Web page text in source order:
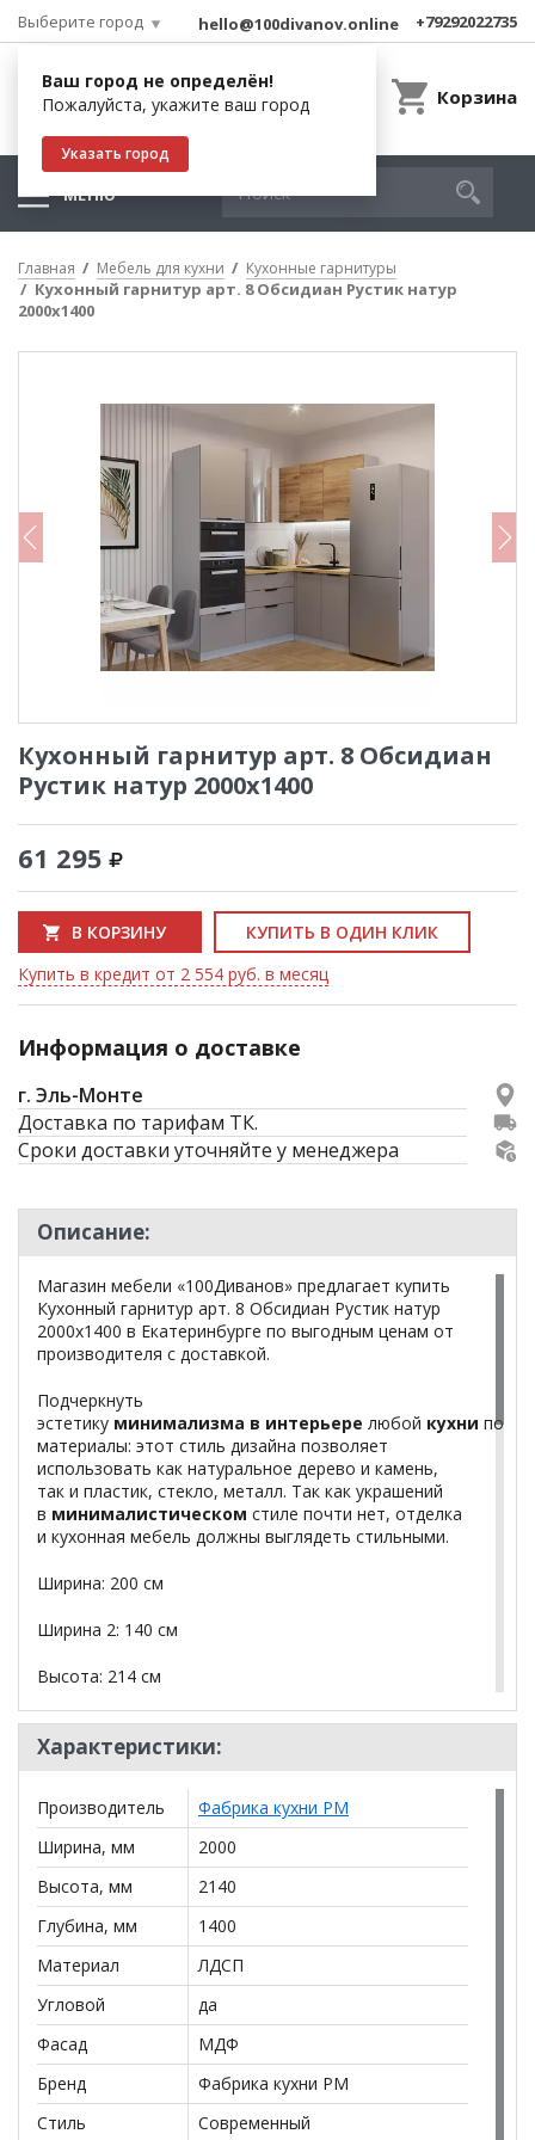
Выберите город
Ваш город не определён!
Пожалуйста, укажите ваш город
Указать город
hello@100divanov.online +79292022735
Корзина
МЕНЮ
Главная Мебель для кухни Кухонные гарнитуры
Кухонный гарнитур арт. 8 Обсидиан Рустик натур
2000х1400
Кухонный гарнитур арт. 8 Обсидиан
Рустик натур 2000х1400
61 295
В КОРЗИНУ
КУПИТЬ В ОДИН КЛИК
Купить в кредит от 2 554 руб. в месяц
Информация о доставке
г. Эль-Монте
Доставка по тарифам ТК.
Сроки доставки уточняйте у менеджера
Описание:
Магазин мебели «100Диванов» предлагает купить
Кухонный гарнитур арт. 8 Обсидиан Рустик натур
2000х1400 в Екатеринбурге по выгодным ценам от
производителя с доставкой.
Подчеркнуть
эстетику минимализма в интерьере любой кухни
материалы: этот стиль дизайна позволяет
использовать как натуральное дерево и камень,
так и пластик, стекло, металл. Так как украшений
в минималистическом стиле почти нет, отделка
и кухонная мебель должны выглядеть стильными.
Ширина: 200 см
Ширина 2: 140 см
Высота: 214 см
Глубина: 60 см
Материал фасада: МДФ
Материал корпуса: ЛДСП
Цвет фасада: Рустик натур, Обсидиан
Фрезеровка (Рисунок) Фаска
Стекла: Нет
Цвет корпуса: серый
Цвет столешницы Дуб бунратти
Направляющие скрытого монтажа с доводчиком
Характеристики:
Производитель
Фабрика кухни РМ
Ширина, мм
2000
Высота, мм
2140
Глубина, мм
1400
Материал
ЛДСП
Угловой
да
Фасад
МДФ
Бренд
Фабрика кухни РМ
Стиль
Современный